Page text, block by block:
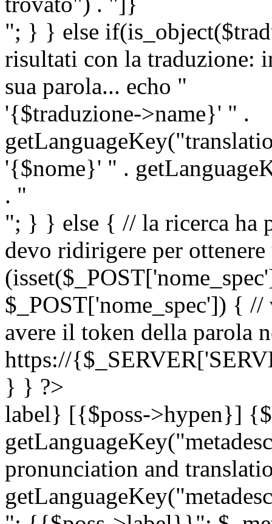
"; } } else
risultati con la traduzione:
sua parola... echo "
'{$traduzione->name}' " .
'{$nome}' " .
. "
"; } } else { // la ricerca ha
devo ridirigere per
$_POST['nome_spec']) {
avere il token della parola
https://
} } ?>
label} [{$poss->hypen}]
pronunciation and